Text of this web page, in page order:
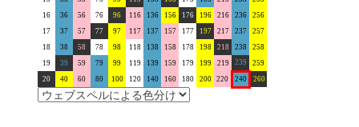
16
36 56 76 96 116 136 156 176 196 216 236
256
17
37 57 77 97 117 137 157 177 197 217 237
257
18
38 58 78 98 118 138 158 178 198 218 238
258
19
39 59 79 99 119 139 159 179 199 219 239
259
20
40 60 80 100 120 140 160 180 200 220 240 260